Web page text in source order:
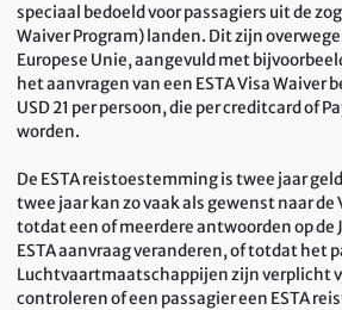
speciaal bedoeld voor passagiers uit de
Waiver Program) landen. Dit zijn
Europese Unie, aangevuld met
het aanvragen van een ESTA Visa Waiver
USD 21 per persoon, die per creditcard of
worden.
De ESTA reistoestemming is twee jaar
twee jaar kan zo vaak als gewenst naar de
totdat een of meerdere antwoorden op de
ESTA aanvraag veranderen, of totdat het
Luchtvaartmaatschappijen zijn verplicht
controleren of een passagier een ESTA